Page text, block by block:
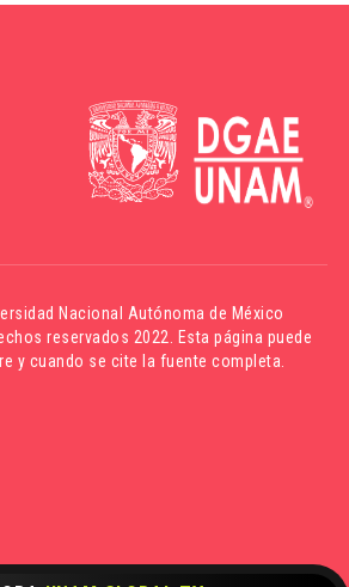
Nacional Autónoma de México
reservados 2022. Esta página puede
y cuando se cite la fuente completa.